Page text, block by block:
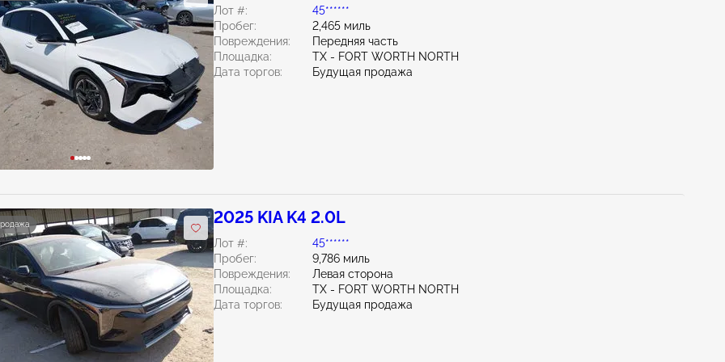
Лот #:
45******
Пробег:
2,465 миль
Повреждения:
Передняя часть
Площадка:
TX - FORT WORTH NORTH
Дата торгов:
Будущая продажа
2025 KIA K4 2.0L
Лот #:
45******
Пробег:
9,786 миль
Повреждения:
Левая сторона
Площадка:
TX - FORT WORTH NORTH
Дата торгов:
Будущая продажа